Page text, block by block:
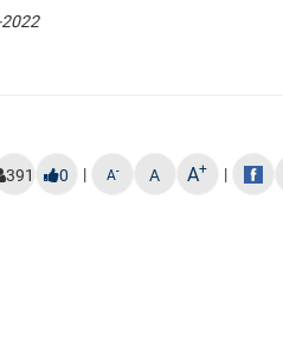
391 0 | A- A A+ |